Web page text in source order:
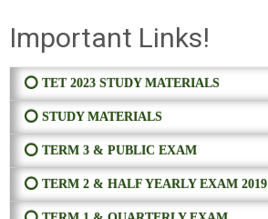
Important Links!
⭕ TET 2023 STUDY MATERIALS
⭕ STUDY MATERIALS
⭕ TERM 3 & PUBLIC EXAM
⭕ TERM 2 & HALF YEARLY EXAM 2019